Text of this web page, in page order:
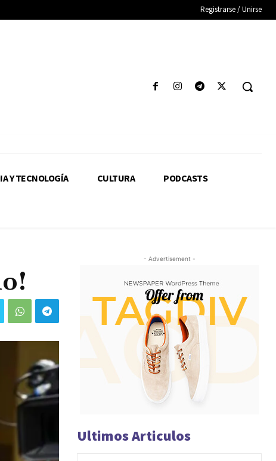
Registrarse / Unirse
Y TECNOLOGÍA CULTURA PODCASTS
- Advertisement -
Ultimos Articulos